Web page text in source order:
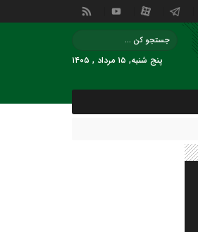
پنج شنبه, ۱۵ مرداد , ۱۴۰۵